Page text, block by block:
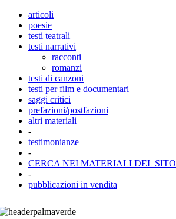
articoli
poesie
testi teatrali
testi narrativi
racconti
romanzi
testi di canzoni
testi per film e documentari
saggi critici
prefazioni/postfazioni
altri materiali
-
testimonianze
-
CERCA NEI MATERIALI DEL SITO
-
pubblicazioni in vendita